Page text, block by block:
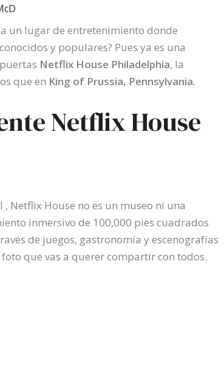
un lugar de entretenimiento donde
y populares? Pues ya es una
Netflix House Philadelphia, la
que en King of Prussia, Pennsylvania.
Netflix House
Netflix House no es un museo ni una
inmersivo de 100,000 pies cuadrados
de juegos, gastronomía y escenografías
que vas a querer compartir con todos.